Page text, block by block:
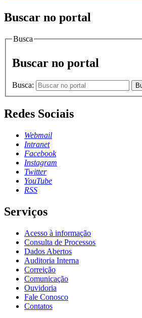
Buscar no portal
Busca
Buscar no portal
Busca:
Redes Sociais
Webmail
Intranet
Facebook
Instagram
Twitter
YouTube
RSS
Serviços
Acesso à informação
Consulta de Processos
Dados Abertos
Auditoria Interna
Correição
Comunicação
Ouvidoria
Fale Conosco
Contatos